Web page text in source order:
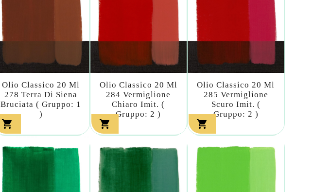
Olio Classico 20 Ml
278 Terra Di Siena
Bruciata ( Gruppo: 1
)

Olio Classico 20 Ml
284 Vermiglione
Chiaro Imit. (
Gruppo: 2 )

Olio Classico 20 Ml
285 Vermiglione
Scuro Imit. (
Gruppo: 2 )
